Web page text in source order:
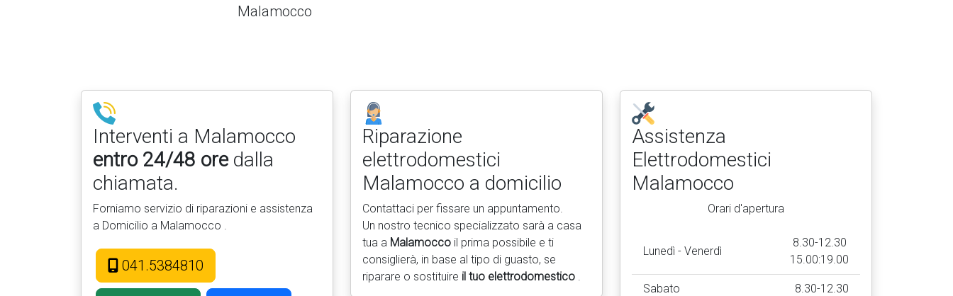
Malamocco
Interventi a Malamocco
entro 24/48 oredalla
chiamata.
Forniamo servizio di riparazioni e assistenza
a Domicilio a Malamocco .
041.5384810
Riparazione
elettrodomestici
Malamocco a domicilio
Contattaci per fissare un appuntamento.
Un nostro tecnico specializzato sarà a casa
tua a Malamocco il prima possibile e ti
consiglierà, in base al tipo di guasto, se
riparare o sostituire il tuo elettrodomestico .
Assistenza
Elettrodomestici
Malamocco
Orari d'apertura
Lunedì - Venerdì
8.30-12.30
15.00:19.00
Sabato 8.30-12.30